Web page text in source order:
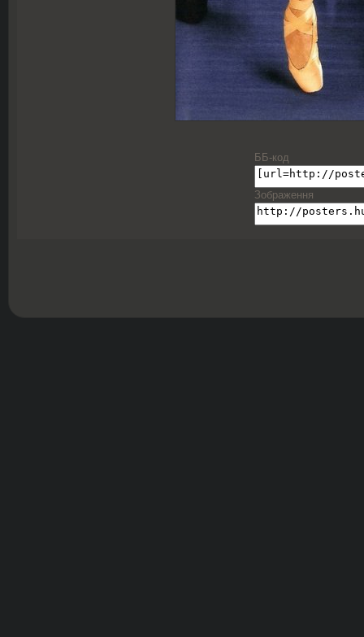
ББ-код
Зображення